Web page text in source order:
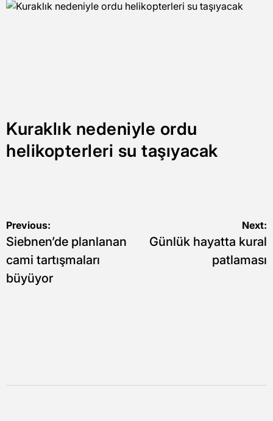
Kuraklık nedeniyle ordu
helikopterleri su taşıyacak
Yazı
gezinmesi
Previous:
Siebnen’de planlanan
cami tartışmaları
büyüyor
Next:
Günlük hayatta kural
patlaması